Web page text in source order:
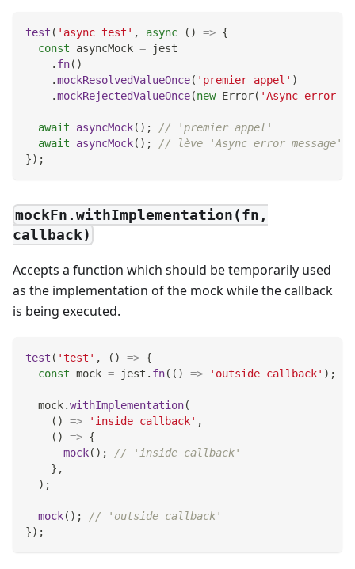
test ( 'async test' , async ( ) => {
const asyncMock = jest
. fn( )
.mockResolvedValueOnce( 'premier appel' )
.mockRejectedValueOnce(new Error( 'Async error
await asyncMock( ) ;
// 'premier appel'
await
asyncMock( ) ;
// lève 'Async error message'
}) ;
mockFn.withImplementation(fn,
callback)
Accepts a function which should be temporarily used
as the implementation of the mock while the callback
is being executed.
test ( 'test' , ( ) => {
const mock = jest . fn( ( ) => 'outside callback' ) ;
  mock
.withImplementation(
( ) => 'inside callback' ,
( ) => {
mock( ) ;
// 'inside callback'
} ,
) ;
mock( ) ;
// 'outside callback'
}) ;